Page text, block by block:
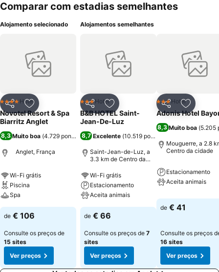
agradável e moderno interior também tem restaurante com boa
revistas, oportunidade de optar por quartos para não fumadores e
condicionado, serviços de quarto, centro financeiro, salão de
conferências para reuniões, lojas, serviço de transporte para o
aeroporto, internet wi-fi em todo o hotel e estacionamento gratuito.
comodidades para churrascos, ténis de mesa, campo de ténis e
possibilidade de jogar golfe a 3 km do hotel.
Comparar com estadias semelhantes
Alojamento selecionado
PartilharAdicionar aos favoritos
4 EstrelasHotel
Novotel Resort & Spa
Biarritz Anglet
8,3Muito boa (4.729 pontuações)
Anglet, França
Wi-Fi grátis
Piscina
Spa
de € 106
Consulte os preços de
15 sites
Ver preços
Alojamentos semelhantes
PartilharAdicionar aos favoritos
3 Estrelas
Hotel
B&B HOTEL Saint-
Jean-De-Luz
8,7 Excelente (10.519 pontuações
Saint-Jean-de-Luz, a
3.3 km de Centro da
Wi-Fi grátis
Estacionamento
Aceita animais
de € 66
Consulte os preços de 7
sites
Ver preços
Partilhar
3 Estrelas
Hotel
Adonis Hotel
8,3Muito boa (5.205
Mouguerre, a 2.8
Centro da cidade
Estacionamento
Aceita animais
de € 41
Consulte os preços
16 sites
Ver preços